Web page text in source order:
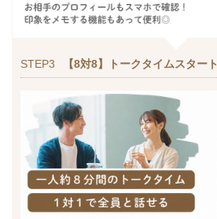
STEP3 【8対8】トークタイムスタート